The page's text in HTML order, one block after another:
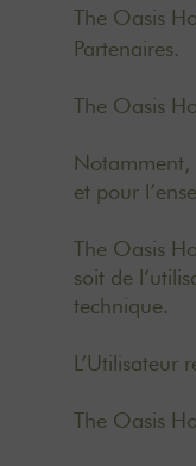
The Oasis
Partenaires.
The Oasis
Notamment,
et pour
The Oasis
soit de
technique.
L’Utilisateur
The Oasis